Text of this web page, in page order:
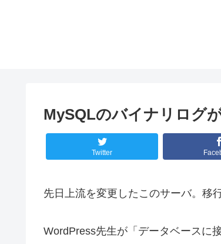
MySQLのバイナリログ
Twitter
先日上流を変更したこのサーバ。移
WordPress先生が「データベースに